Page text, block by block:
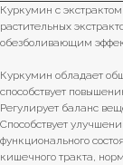
Куркумин с
растительных
обезболивающим
Куркумин обладает
способствует
Регулирует баланс
Способствует
функционального
кишечного тракта,